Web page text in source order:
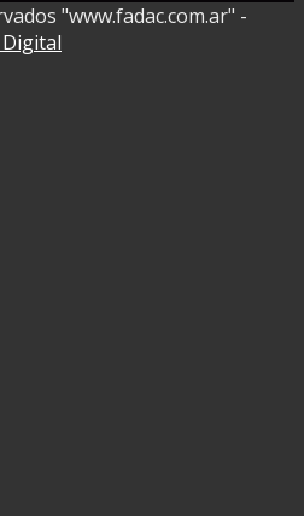
"www.fadac.com.ar" -